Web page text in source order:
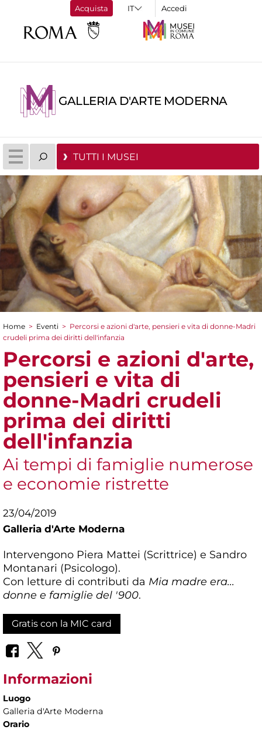
Acquista Accedi
GALLERIA D'ARTE MODERNA
TUTTI I MUSEI
Tu sei qui
Home > Eventi > Percorsi e azioni d'arte, pensieri e vita di donne-Madri
crudeli prima dei diritti dell'infanzia
Percorsi e azioni d'arte,
pensieri e vita di
donne-Madri crudeli
prima dei diritti
dell'infanzia
Ai tempi di famiglie numerose
e economie ristrette
23/04/2019
Galleria d'Arte Moderna
Intervengono Piera Mattei (Scrittrice) e Sandro
Montanari (Psicologo).
Con letture di contributi da Mia madre era...
donne e famiglie del '900.
Gratis con la MIC card
Informazioni
Luogo
Galleria d'Arte Moderna
Orario